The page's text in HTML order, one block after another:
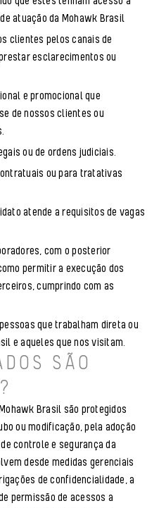
atuação da Mohawk Brasil
clientes pelos canais de
esclarecimentos ou
e promocional que
de nossos clientes ou
ou de ordens judiciais.
ou para tratativas
atende a requisitos de vagas
com o posterior
permitir a execução dos
cumprindo com as
que trabalham direta ou
e aqueles que nos visitam.
SÃO
Brasil são protegidos
ou modificação, pela adoção
controle e segurança da
desde medidas gerenciais
de confidencialidade, a
permissão de acessos a